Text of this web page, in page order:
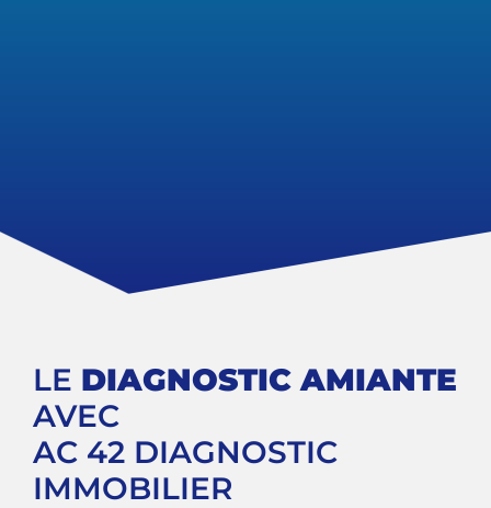
LE DIAGNOSTIC AMIANTE
AVEC
AC 42 DIAGNOSTIC
IMMOBILIER